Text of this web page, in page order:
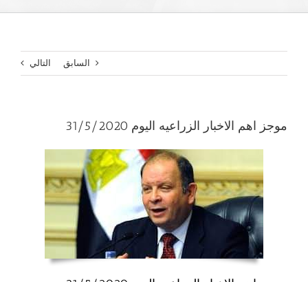
السابق التالي
موجز اهم الاخبار الزراعيه اليوم 31/5/2020